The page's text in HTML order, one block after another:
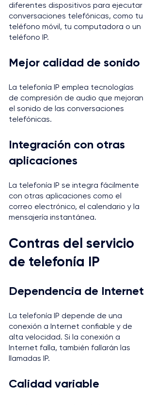
diferentes dispositivos para ejecutar
conversaciones telefónicas, como tu
teléfono móvil, tu computadora o un
teléfono IP.
Mejor calidad de sonido
La telefonía IP emplea tecnologías
de compresión de audio que mejoran
el sonido de las conversaciones
telefónicas.
Integración con otras
aplicaciones
La telefonía IP se integra fácilmente
con otras aplicaciones como el
correo electrónico, el calendario y la
mensajería instantánea.
Contras del servicio
de telefonía IP
Dependencia de Internet
La telefonía IP depende de una
conexión a Internet confiable y de
alta velocidad. Si la conexión a
Internet falla, también fallarán las
llamadas IP.
Calidad variable